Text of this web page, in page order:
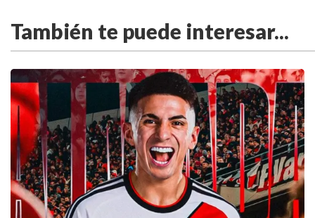
También te puede interesar...